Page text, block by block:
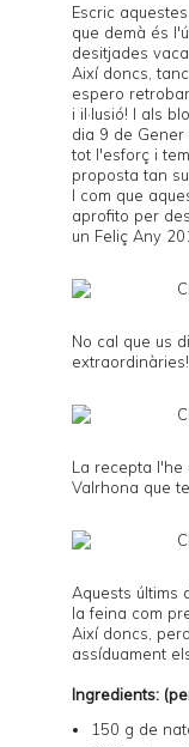
Escric
que demà és
desitjades
Així doncs,
espero
i il·lusió! I als
dia 9 de
tot l'esforç i
proposta tan
I com que
aprofito per
un Feliç Any
No cal que us
La recepta l'he
Valrhona que
Aquests últims
la feina com
Així doncs,
assíduament
Ingredients:
150 g de